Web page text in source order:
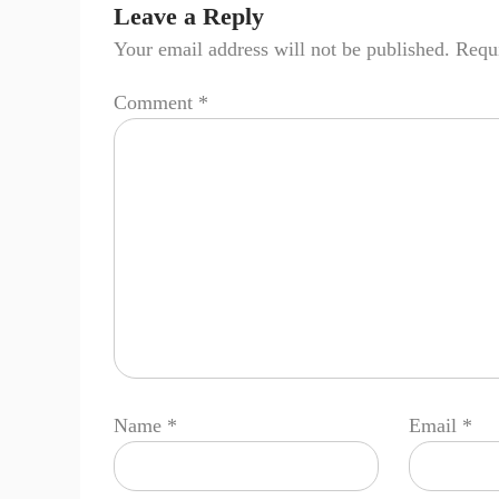
Leave a Reply
Your email address will not be published.
Comment *
Name * Email *